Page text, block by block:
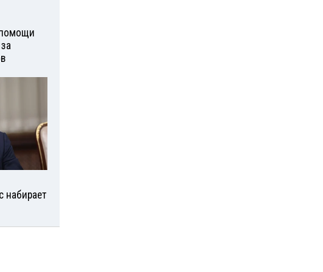
набирает